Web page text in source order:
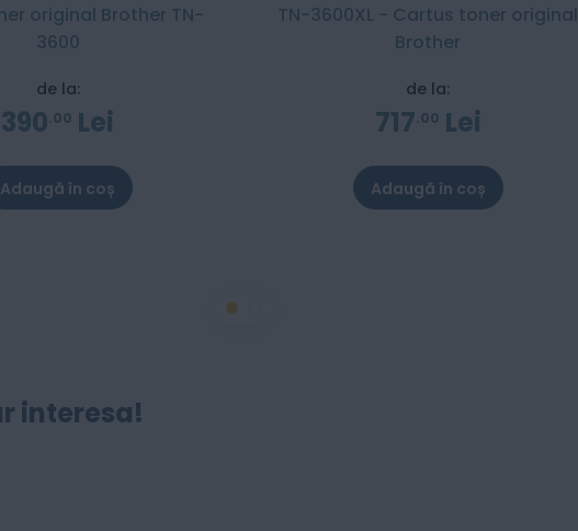
original Brother TN-
3600
de la:
390 00 Lei
Adaugă în coș
TN-3600XL - Cartus toner original
Brother
de la:
717 00 Lei
Adaugă în coș
interesa!